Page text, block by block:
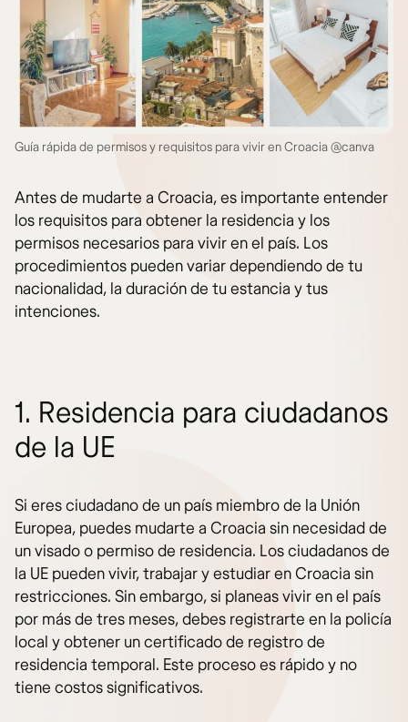
Guía rápida de permisos y requisitos para vivir en Croacia @canva
Antes de mudarte a Croacia, es importante entender
los requisitos para obtener la residencia y los
permisos necesarios para vivir en el país. Los
procedimientos pueden variar dependiendo de tu
nacionalidad, la duración de tu estancia y tus
intenciones.
1. Residencia para ciudadanos
de la UE
Si eres ciudadano de un país miembro de la Unión
Europea, puedes mudarte a Croacia sin necesidad de
un visado o permiso de residencia. Los ciudadanos de
la UE pueden vivir, trabajar y estudiar en Croacia sin
restricciones. Sin embargo, si planeas vivir en el país
por más de tres meses, debes registrarte en la policía
local y obtener un certificado de registro de
residencia temporal. Este proceso es rápido y no
tiene costos significativos.